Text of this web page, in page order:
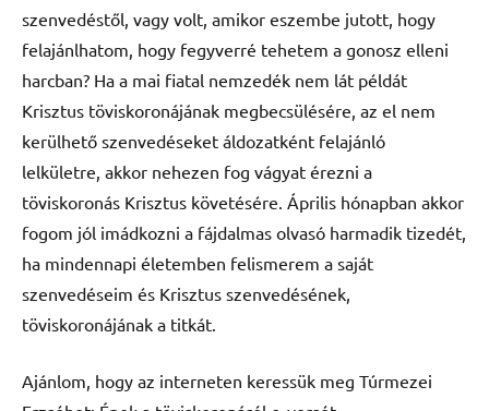
szenvedéstől, vagy volt, amikor eszembe jutott, hogy
felajánlhatom, hogy fegyverré tehetem a gonosz elleni
harcban? Ha a mai fiatal nemzedék nem lát példát
Krisztus töviskoronájának megbecsülésére, az el nem
kerülhető szenvedéseket áldozatként felajánló
lelkületre, akkor nehezen fog vágyat érezni a
töviskoronás Krisztus követésére. Április hónapban akkor
fogom jól imádkozni a fájdalmas olvasó harmadik tizedét,
ha mindennapi életemben felismerem a saját
szenvedéseim és Krisztus szenvedésének,
töviskoronájának a titkát.
Ajánlom, hogy az interneten keressük meg Túrmezei